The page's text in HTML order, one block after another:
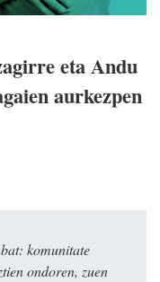
eta Andu
aurkezpen
komunitate
ondoren, zuen